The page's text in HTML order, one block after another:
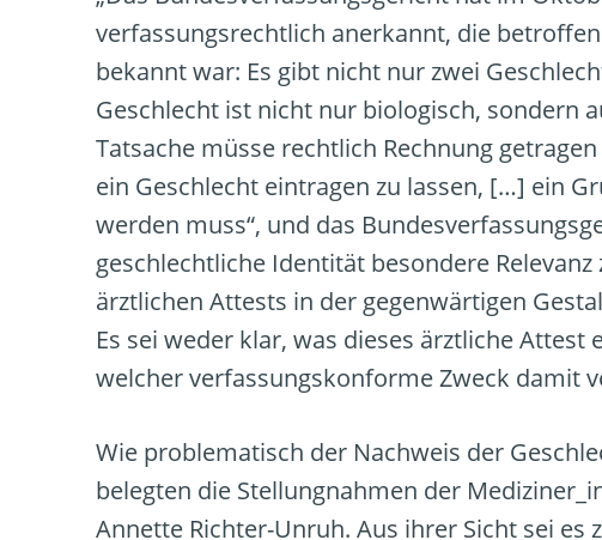
verfassungsrechtlich anerkannt, die
bekannt war: Es gibt nicht nur zwei
Geschlecht ist nicht nur biologisch, sondern
Tatsache müsse rechtlich Rechnung
ein Geschlecht eintragen zu lassen, […] ein
werden muss“, und das
geschlechtliche Identität besondere
ärztlichen Attests in der gegenwärtigen
Es sei weder klar, was dieses ärztliche
welcher verfassungskonforme Zweck damit
Wie problematisch der Nachweis der
belegten die Stellungnahmen der
Annette Richter-Unruh. Aus ihrer Sicht sei